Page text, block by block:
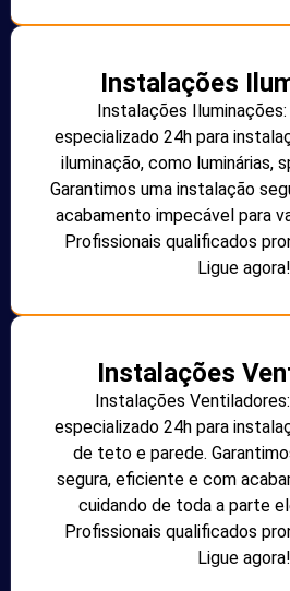
Instalações
Instalações
especializado 24h para
iluminação, como luminárias,
Garantimos uma instalação
acabamento impecável para
Profissionais qualificados
Ligue agora!
Instalações
Instalações
especializado 24h para
de teto e parede.
segura, eficiente e com
cuidando de toda a parte
Profissionais qualificados
Ligue agora!